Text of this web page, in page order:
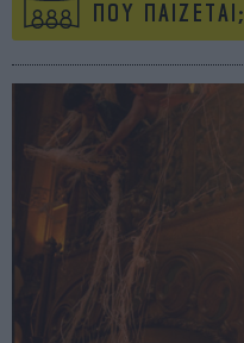
ΠΟΥ ΠΑΙΖΕΤΑΙ;